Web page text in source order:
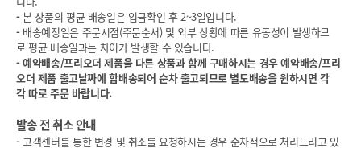
-본 상품의 평균 배송일은 입금확인 후 2~3일입니다.
- 배송예정일은 주문시점(주문순서) 및 외부 상황에 따른 유동성이 발생하므
로 평균 배송일과는 차이가 발생할 수 있습니다.
-예약배송/프리오더 제품을 다른 상품과 함께 구매하시는 경우 예약배송/프리
오더 제품 출고날짜에 합배송되어 순차 출고되므로 별도배송을 원하시면 각
각 따로 주문 바랍니다.
발송 전 취소 안내
-고객센터를 통한 변경 및 취소를 요청하시는 경우 순차적으로 처리드리고 있